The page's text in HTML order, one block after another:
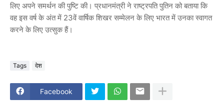
लिए अपने समर्थन की पुष्टि की। प्रधानमंत्री ने राष्ट्रपति पुतिन को बताया कि
वह इस वर्ष के अंत में 23वें वार्षिक शिखर सम्मेलन के लिए भारत में उनका स्वागत
करने के लिए उत्सुक हैं।
Tags देश
Facebook